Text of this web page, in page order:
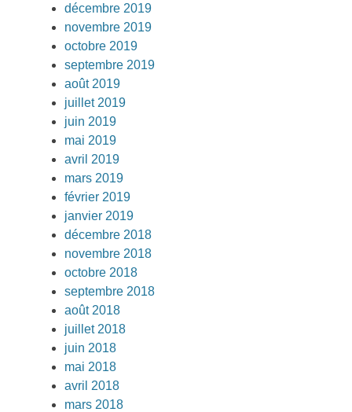
décembre 2019
novembre 2019
octobre 2019
septembre 2019
août 2019
juillet 2019
juin 2019
mai 2019
avril 2019
mars 2019
février 2019
janvier 2019
décembre 2018
novembre 2018
octobre 2018
septembre 2018
août 2018
juillet 2018
juin 2018
mai 2018
avril 2018
mars 2018